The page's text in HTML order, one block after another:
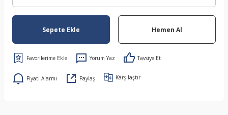
Sepete Ekle Hemen Al
Yorum Yaz Tavsiye Et
Fiyatı Alarmı Paylaş Karşılaştır